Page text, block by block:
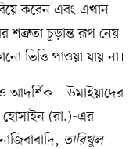
করেন এবং এখান
শত্রুতা চূড়ান্ত রূপ নেয়
পাওয়া যায় না।
আদর্শিক—উমাইয়াদের
হোসাইন (রা.)-এর
তারিখুল